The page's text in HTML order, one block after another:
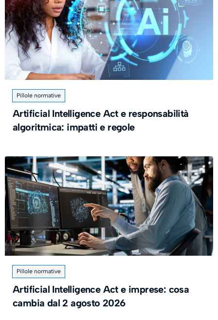
Pillole normative
Artificial Intelligence Act e responsabilità
algoritmica: impatti e regole
Pillole normative
Artificial Intelligence Act e imprese: cosa
cambia dal 2 agosto 2026